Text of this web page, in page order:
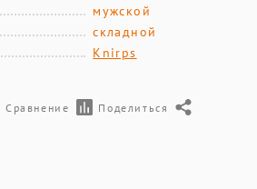
мужской
складной
Knirps
Сравнение Поделиться